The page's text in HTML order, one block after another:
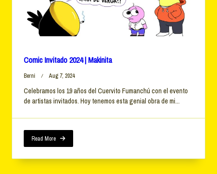
Comic Invitado 2024 | Makinita
Berni Aug 7, 2024
Celebramos los 19 años del Cuervito Fumanchú con el evento
de artistas invitados. Hoy tenemos esta genial obra de mi...
Read More